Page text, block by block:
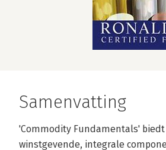
Samenvatting
'Commodity Fundamentals'
winstgevende, integrale